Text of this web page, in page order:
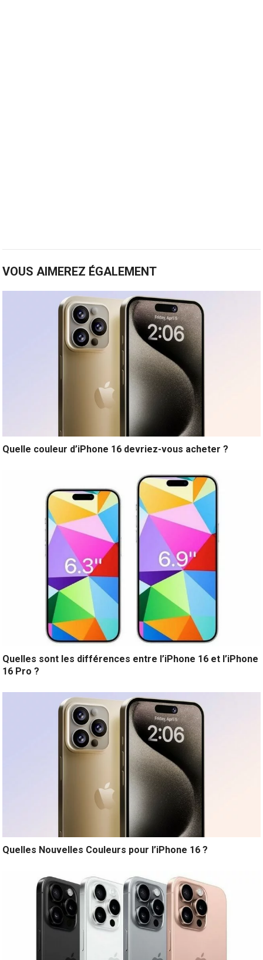
VOUS AIMEREZ ÉGALEMENT
Quelle couleur d’iPhone 16 devriez-vous acheter ?
Quelles sont les différences entre l’iPhone 16 et l’iPhone
16 Pro ?
Quelles Nouvelles Couleurs pour l’iPhone 16 ?